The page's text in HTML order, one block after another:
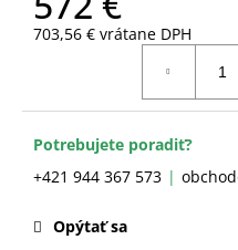
703,56 € vrátane DPH
Potrebujete poradiť?
+421 944 367 573
Opýtať sa